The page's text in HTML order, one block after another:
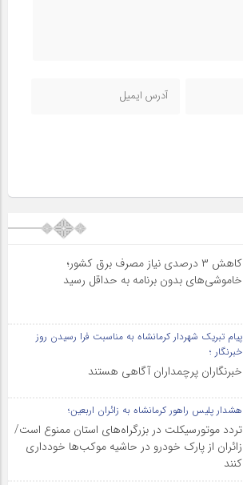
کاهش ۳ درصدی نیاز مصرف برق کشور؛
خاموشی‌های بدون برنامه به حداقل رسید
پیام تبریک شهردار کرمانشاه به مناسبت فرا رسیدن روز
خبرنگار ؛
خبرنگاران پرچمداران آگاهی هستند
هشدار پلیس راهور کرمانشاه به زائران اربعین؛
تردد موتورسیکلت در بزرگراه‌های استان ممنوع است/
زائران از پارک خودرو در حاشیه موکب‌ها خودداری
کنند